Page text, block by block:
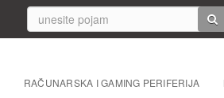
RAČUNARSKA I GAMING PERIFERIJA